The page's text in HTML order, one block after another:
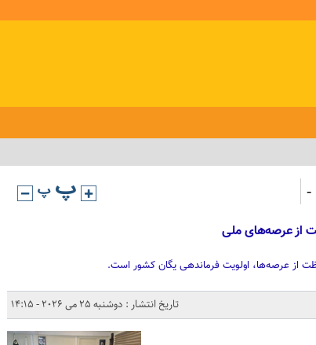
-
از عرصه‌های ملی
از عرصه‌ها، اولویت فرماندهی یگان کشور است.
تاریخ انتشار : دوشنبه 25 می 2026 - 14:15